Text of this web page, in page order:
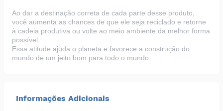
Ao dar a destinação correta de cada parte desse produto,
você aumenta as chances de que ele seja reciclado e retorne
à cadeia produtiva ou volte ao meio ambiente da melhor forma
possível.
Essa atitude ajuda o planeta e favorece a construção do
mundo de um jeito bom para todo o mundo.
Informações Adicionais